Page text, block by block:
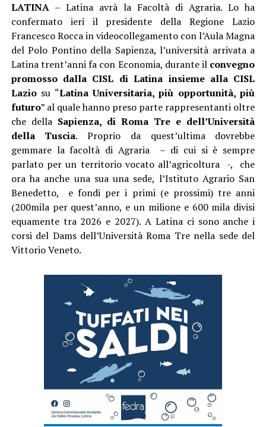
LATINA– Latina avrà la Facoltà di Agraria. Lo ha
confermato ieri il presidente della Regione Lazio
Francesco Rocca in videocollegamento con l’Aula Magna
del Polo Pontino della Sapienza, l’università arrivata a
Latina trent’anni fa con Economia, durante il convegno
promosso dalla CISL di Latina insieme alla CISL
Laziosu “Latina Universitaria, più opportunità, più
futuro” al quale hanno preso parte rappresentanti oltre
che della Sapienza, di Roma Tre e dell’Università
della Tuscia. Proprio da quest’ultima dovrebbe
gemmare la facoltà di Agraria – di cui si è sempre
parlato per un territorio vocato all’agricoltura -, che
ora ha anche una sua una sede, l’Istituto Agrario San
Benedetto, e fondi per i primi (e prossimi) tre anni
(200mila per quest’anno, e un milione e 600 mila divisi
equamente tra 2026 e 2027). A Latina ci sono anche i
corsi del Dams dell’Università Roma Tre nella sede del
Vittorio Veneto.